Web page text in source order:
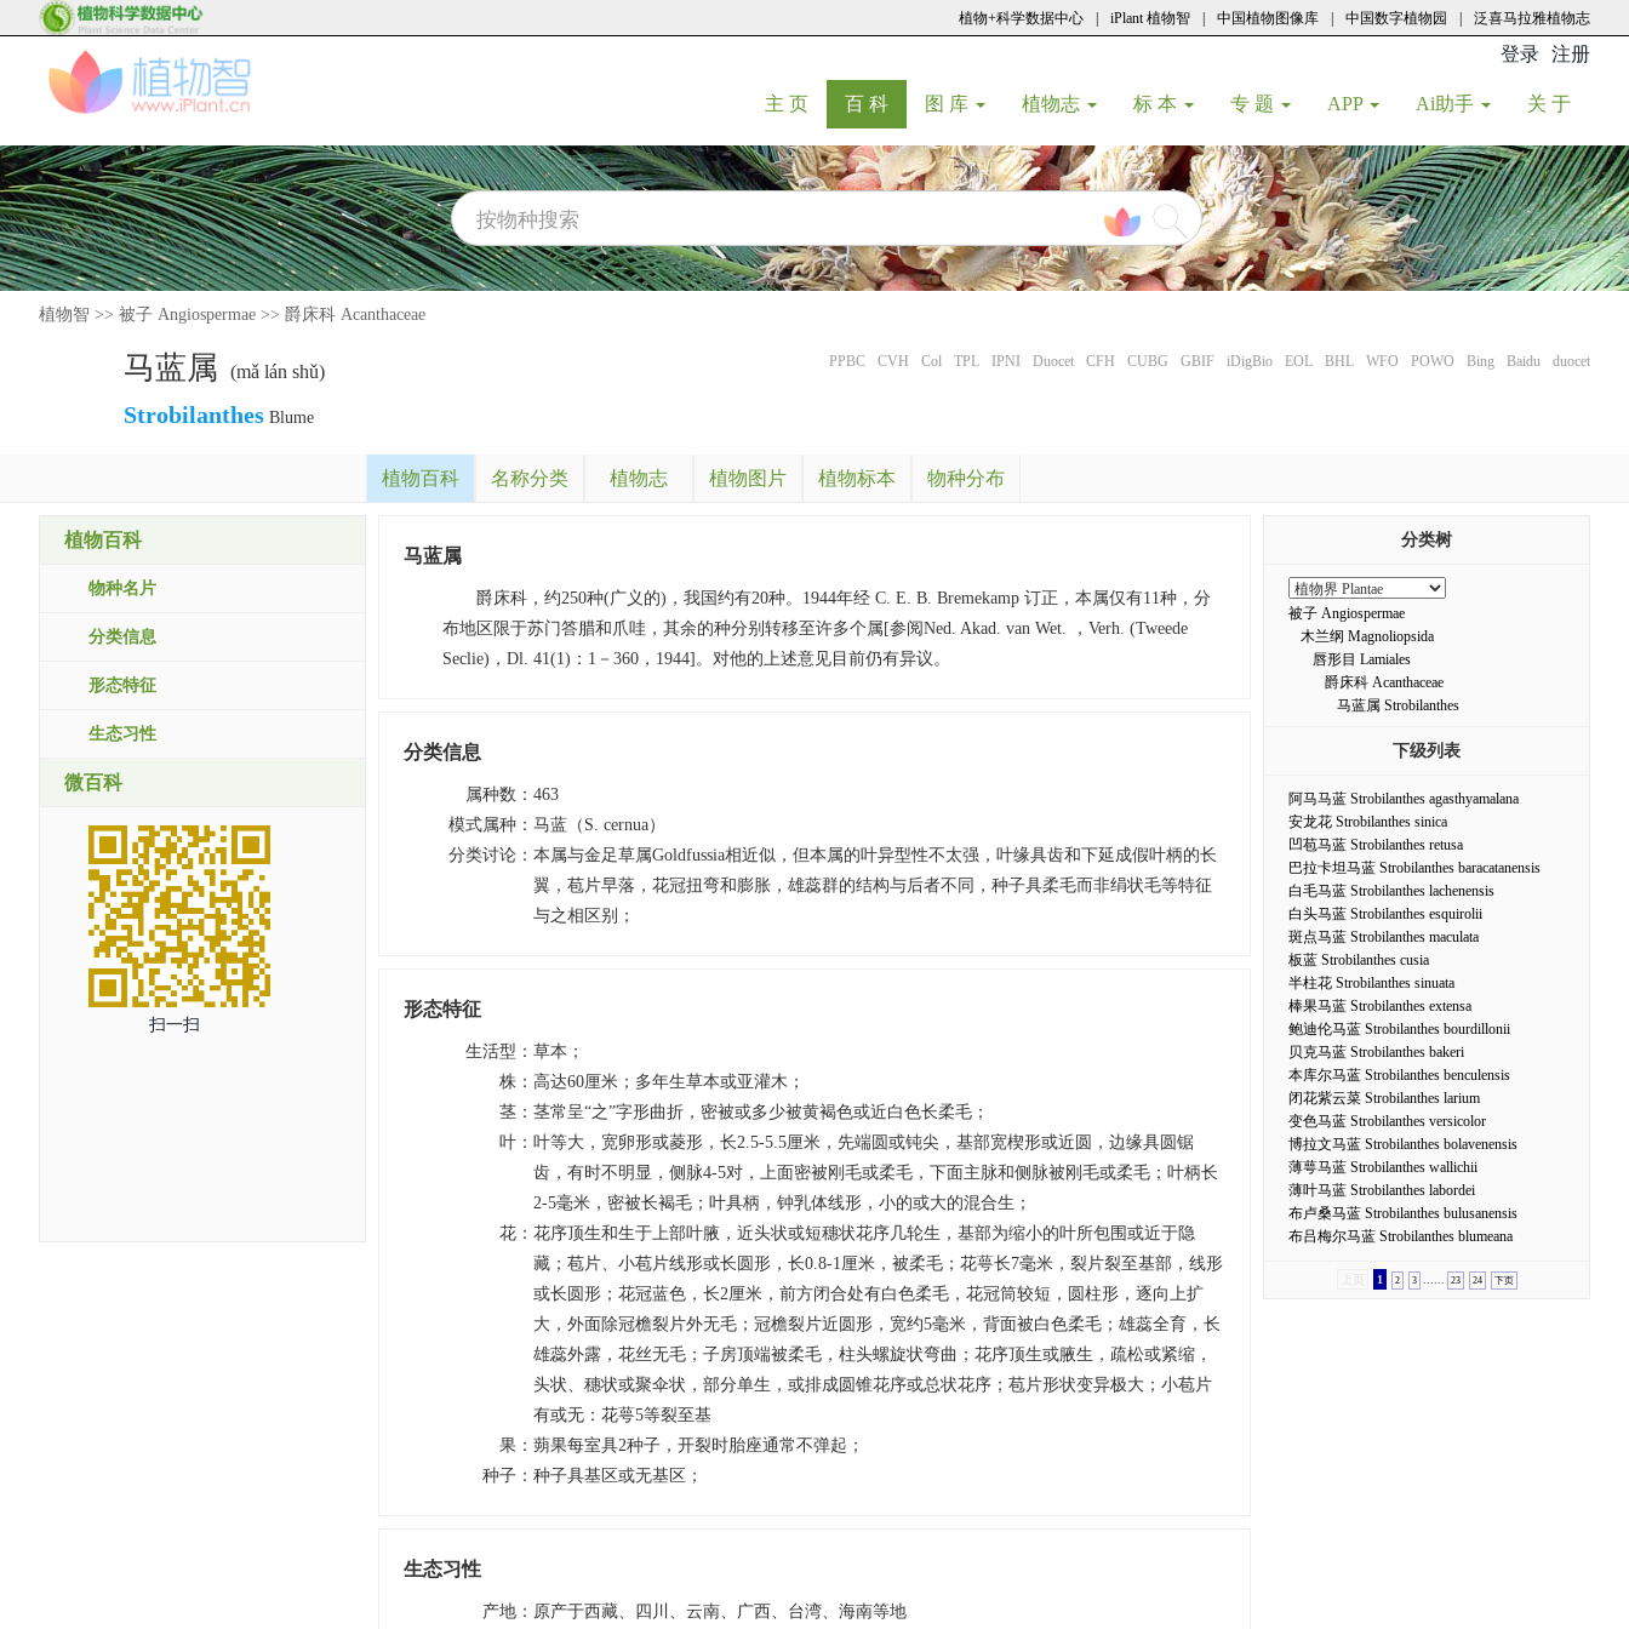
植物+科学数据中心 iPlant 植物智 中国植物图像库 中国数字植物园 泛喜马拉雅植物志
登录 注册
主 页(current)
百 科(current)
图 库 植物志 标 本 专 题 APP Ai助手 关 于
植物智 >> 被子 Angiospermae >> 爵床科 Acanthaceae
马蓝属 (mǎ lán shǔ) PPBC CVH Col TPL IPNI Duocet CFH CUBG GBIF iDigBio EOL BHL WFO POWO Bing Baidu duocet
Strobilanthes Blume
植物百科 名称分类 植物志 植物图片 植物标本 物种分布
植物百科
物种名片
分类信息
形态特征
生态习性
微百科
扫一扫
马蓝属
爵床科，约250种(广义的)，我国约有20种。1944年经 C. E. B. Bremekamp 订正，本属仅有11种，分
布地区限于苏门答腊和爪哇，其余的种分别转移至许多个属[参阅Ned. Akad. van Wet. ，Verh. (Tweede
Seclie)，Dl. 41(1)：1－360，1944]。对他的上述意见目前仍有异议。
分类信息
属种数 ： 463
模式属种 ： 马蓝（S. cernua）
分类讨论 ： 本属与金足草属Goldfussia相近似，但本属的叶异型性不太强，叶缘具齿和下延成假叶柄的长
翼，苞片早落，花冠扭弯和膨胀，雄蕊群的结构与后者不同，种子具柔毛而非绢状毛等特征
与之相区别；
形态特征
生活型 ： 草本；
株 ： 高达60厘米；多年生草本或亚灌木；
茎 ： 茎常呈“之”字形曲折，密被或多少被黄褐色或近白色长柔毛；
叶 ： 叶等大，宽卵形或菱形，长2.5-5.5厘米，先端圆或钝尖，基部宽楔形或近圆，边缘具圆锯
齿，有时不明显，侧脉4-5对，上面密被刚毛或柔毛，下面主脉和侧脉被刚毛或柔毛；叶柄长
2-5毫米，密被长褐毛；叶具柄，钟乳体线形，小的或大的混合生；
花 ： 花序顶生和生于上部叶腋，近头状或短穗状花序几轮生，基部为缩小的叶所包围或近于隐
藏；苞片、小苞片线形或长圆形，长0.8-1厘米，被柔毛；花萼长7毫米，裂片裂至基部，线形
或长圆形；花冠蓝色，长2厘米，前方闭合处有白色柔毛，花冠筒较短，圆柱形，逐向上扩
大，外面除冠檐裂片外无毛；冠檐裂片近圆形，宽约5毫米，背面被白色柔毛；雄蕊全育，长
雄蕊外露，花丝无毛；子房顶端被柔毛，柱头螺旋状弯曲；花序顶生或腋生，疏松或紧缩，
头状、穗状或聚伞状，部分单生，或排成圆锥花序或总状花序；苞片形状变异极大；小苞片
有或无：花萼5等裂至基
果 ： 蒴果每室具2种子，开裂时胎座通常不弹起；
种子 ： 种子具基区或无基区；
生态习性
产地 ： 原产于西藏、四川、云南、广西、台湾、海南等地
分类树
被子 Angiospermae
木兰纲 Magnoliopsida
唇形目 Lamiales
爵床科 Acanthaceae
马蓝属 Strobilanthes
下级列表
阿马马蓝 Strobilanthes agasthyamalana
安龙花 Strobilanthes sinica
凹苞马蓝 Strobilanthes retusa
巴拉卡坦马蓝 Strobilanthes baracatanensis
白毛马蓝 Strobilanthes lachenensis
白头马蓝 Strobilanthes esquirolii
斑点马蓝 Strobilanthes maculata
板蓝 Strobilanthes cusia
半柱花 Strobilanthes sinuata
棒果马蓝 Strobilanthes extensa
鲍迪伦马蓝 Strobilanthes bourdillonii
贝克马蓝 Strobilanthes bakeri
本库尔马蓝 Strobilanthes benculensis
闭花紫云菜 Strobilanthes larium
变色马蓝 Strobilanthes versicolor
博拉文马蓝 Strobilanthes bolavenensis
薄萼马蓝 Strobilanthes wallichii
薄叶马蓝 Strobilanthes labordei
布卢桑马蓝 Strobilanthes bulusanensis
布吕梅尔马蓝 Strobilanthes blumeana
1 2 3 23 24 下页